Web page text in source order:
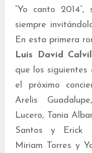
“Yo canto
siempre
En esta primera
Luis David
que los siguientes
el próximo
Arelis
Lucero, Tania
Santos y Erick
Miriam Torres y